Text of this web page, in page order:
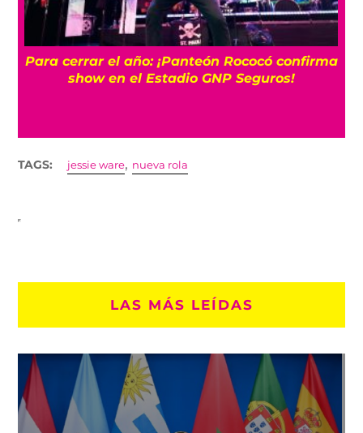
Para cerrar el año: ¡Panteón Rococó confirma
show en el Estadio GNP Seguros!
TAGS: jessie ware, nueva rola
LAS MÁS LEÍDAS